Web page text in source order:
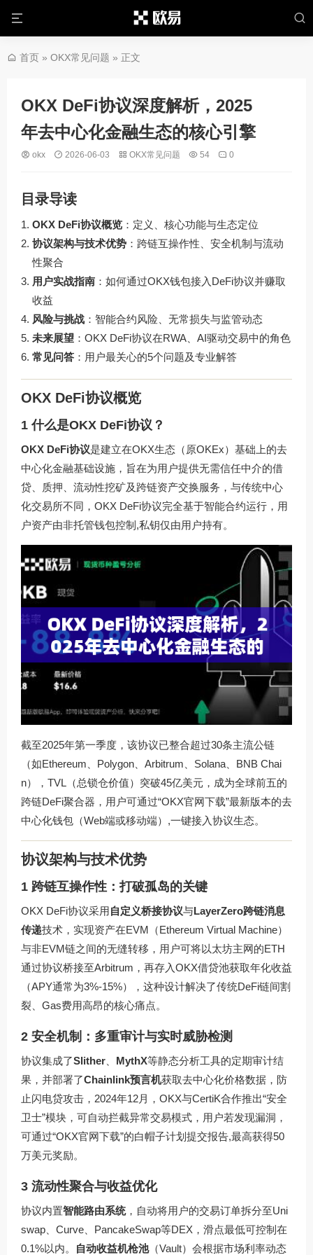
首页 » OKX常见问题 » 正文
OKX DeFi协议深度解析，2025
年去中心化金融生态的核心引擎
okx 2026-06-03 OKX常见问题 54 0
目录导读
OKX DeFi协议概览 ：定义、核心功能与生态定位
协议架构与技术优势 ：跨链互操作性、安全机制与流动
性聚合
用户实战指南 ：如何通过OKX钱包接入DeFi协议并赚取
收益
风险与挑战 ：智能合约风险、无常损失与监管动态
未来展望 ：OKX DeFi协议在RWA、AI驱动交易中的角色
常见问答 ：用户最关心的5个问题及专业解答
OKX DeFi协议概览
1 什么是OKX DeFi协议？
OKX DeFi协议是建立在OKX生态（原OKEx）基础上的去
中心化金融基础设施，旨在为用户提供无需信任中介的借
贷、质押、流动性挖矿及跨链资产交换服务，与传统中心
化交易所不同，OKX DeFi协议完全基于智能合约运行，用
户资产由非托管钱包控制,私钥仅由用户持有。
截至2025年第一季度，该协议已整合超过30条主流公链
（如Ethereum、Polygon、Arbitrum、Solana、BNB Chai
n），TVL（总锁仓价值）突破45亿美元，成为全球前五的
跨链DeFi聚合器，用户可通过“OKX官网下载”最新版本的去
中心化钱包（Web端或移动端）,一键接入协议生态。
协议架构与技术优势
1 跨链互操作性：打破孤岛的关键
OKX DeFi协议采用自定义桥接协议与LayerZero跨链消息
传递技术，实现资产在EVM（Ethereum Virtual Machine）
与非EVM链之间的无缝转移，用户可将以太坊主网的ETH
通过协议桥接至Arbitrum，再存入OKX借贷池获取年化收益
（APY通常为3%-15%），这种设计解决了传统DeFi链间割
裂、Gas费用高昂的核心痛点。
2 安全机制：多重审计与实时威胁检测
协议集成了Slither MythX等静态分析工具的定期审计结
果，并部署了Chainlink预言机获取去中心化价格数据，防
止闪电贷攻击，2024年12月，OKX与CertiK合作推出“安全
卫士”模块，可自动拦截异常交易模式，用户若发现漏洞，
可通过“OKX官网下载”的白帽子计划提交报告,最高获得50
万美元奖励。
3 流动性聚合与收益优化
协议内置智能路由系统，自动将用户的交易订单拆分至Uni
swap、Curve、PancakeSwap等DEX，滑点最低可控制在
0.1%以内。
自动收益机枪池（Vault）会根据市场利率动态